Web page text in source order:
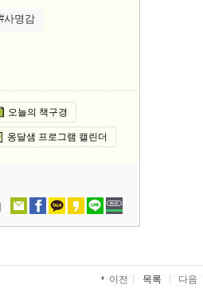
사명감
오늘의 책구경
옹달샘 프로그램 캘린더
이전 목록 다음